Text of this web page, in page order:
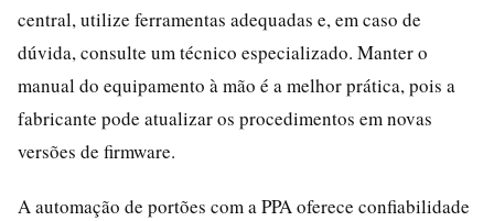
central, utilize ferramentas adequadas e, em caso de
dúvida, consulte um técnico especializado. Manter o
manual do equipamento à mão é a melhor prática, pois a
fabricante pode atualizar os procedimentos em novas
versões de firmware.
A automação de portões com a PPA oferece confiabilidade